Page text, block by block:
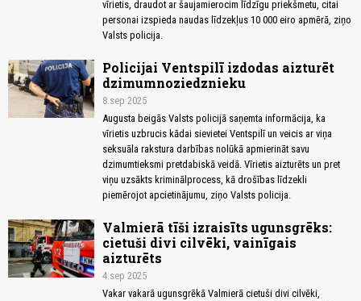
vīrietis, draudot ar šaujamierocim līdzīgu priekšmetu, citai
personai izspieda naudas līdzekļus 10 000 eiro apmērā, ziņo
Valsts policija.
Policijai Ventspilī izdodas aizturēt
dzimumnoziedznieku
8.sep 2025
Augusta beigās Valsts policijā saņemta informācija, ka
vīrietis uzbrucis kādai sievietei Ventspilī un veicis ar viņa
seksuāla rakstura darbības nolūkā apmierināt savu
dzimumtieksmi pretdabiskā veidā. Vīrietis aizturēts un pret
viņu uzsākts kriminālprocess, kā drošības līdzekli
piemērojot apcietinājumu, ziņo Valsts policija.
Valmierā tīši izraisīts ugunsgrēks:
cietuši divi cilvēki, vainīgais
aizturēts
4.sep 2025
Vakar vakarā ugunsgrēkā Valmierā cietuši divi cilvēki,